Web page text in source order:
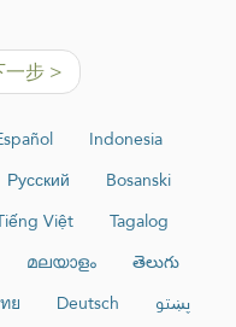
步 >
Indonesia
Русский
Bosanski
Việt
Tagalog
മലയാളം
తెలుగు
ย Deutsch
پښتو